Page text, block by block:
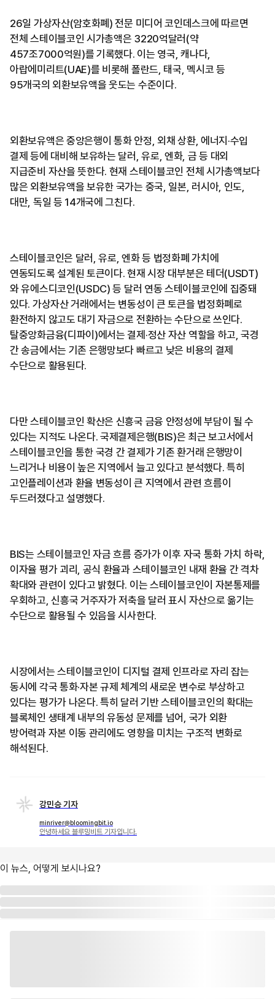
26일 가상자산(암호화폐) 전문 미디어 코인데스크에 따르면
전체 스테이블코인 시가총액은 3220억달러(약
457조7000억원)를 기록했다. 이는 영국, 캐나다,
아랍에미리트(UAE)를 비롯해 폴란드, 태국, 멕시코 등
95개국의 외환보유액을 웃도는 수준이다.
외환보유액은 중앙은행이 통화 안정, 외채 상환, 에너지·수입
결제 등에 대비해 보유하는 달러, 유로, 엔화, 금 등 대외
지급준비 자산을 뜻한다. 현재 스테이블코인 전체 시가총액보다
많은 외환보유액을 보유한 국가는 중국, 일본, 러시아, 인도,
대만, 독일 등 14개국에 그친다.
스테이블코인은 달러, 유로, 엔화 등 법정화폐 가치에
연동되도록 설계된 토큰이다. 현재 시장 대부분은 테더(USDT)
와 유에스디코인(USDC) 등 달러 연동 스테이블코인에 집중돼
있다. 가상자산 거래에서는 변동성이 큰 토큰을 법정화폐로
환전하지 않고도 대기 자금으로 전환하는 수단으로 쓰인다.
탈중앙화금융(디파이)에서는 결제·정산 자산 역할을 하고, 국경
간 송금에서는 기존 은행망보다 빠르고 낮은 비용의 결제
수단으로 활용된다.
다만 스테이블코인 확산은 신흥국 금융 안정성에 부담이 될 수
있다는 지적도 나온다. 국제결제은행(BIS)은 최근 보고서에서
스테이블코인을 통한 국경 간 결제가 기존 환거래 은행망이
느리거나 비용이 높은 지역에서 늘고 있다고 분석했다. 특히
고인플레이션과 환율 변동성이 큰 지역에서 관련 흐름이
두드러졌다고 설명했다.
BIS는 스테이블코인 자금 흐름 증가가 이후 자국 통화 가치 하락,
이자율 평가 괴리, 공식 환율과 스테이블코인 내재 환율 간 격차
확대와 관련이 있다고 밝혔다. 이는 스테이블코인이 자본통제를
우회하고, 신흥국 거주자가 저축을 달러 표시 자산으로 옮기는
수단으로 활용될 수 있음을 시사한다.
시장에서는 스테이블코인이 디지털 결제 인프라로 자리 잡는
동시에 각국 통화·자본 규제 체계의 새로운 변수로 부상하고
있다는 평가가 나온다. 특히 달러 기반 스테이블코인의 확대는
블록체인 생태계 내부의 유동성 문제를 넘어, 국가 외환
방어력과 자본 이동 관리에도 영향을 미치는 구조적 변화로
해석된다.
강민승 기자
minriver@bloomingbit.io
안녕하세요 블루밍비트 기자입니다.
이 뉴스, 어떻게 보시나요?